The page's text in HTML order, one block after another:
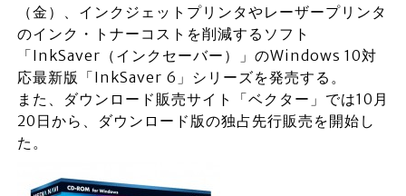
（金）、インクジェットプリンタやレーザープリンタ
のインク・トナーコストを削減するソフト
「InkSaver（インクセーバー）」のWindows 10対
応最新版「InkSaver 6」シリーズを発売する。
また、ダウンロード販売サイト「ベクター」では10月
20日から、ダウンロード版の独占先行販売を開始し
た。